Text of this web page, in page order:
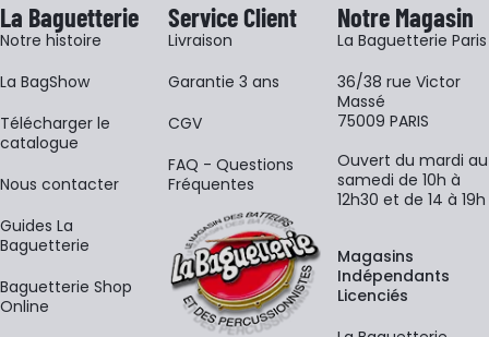
La Baguetterie
Notre histoire
La BagShow
​Télécharger le
catalogue
Nous contacter
Guides La
Baguetterie
Baguetterie Shop
Online
Service Client
Livraison
Garantie 3 ans
CGV
FAQ - Questions
Fréquentes
Notre Magasin
La Baguetterie Paris
36/38 rue Victor
Massé
75009 PARIS
Ouvert du mardi au
samedi de 10h à
12h30 et de 14 à 19h
Magasins
Indépendants
Licenciés